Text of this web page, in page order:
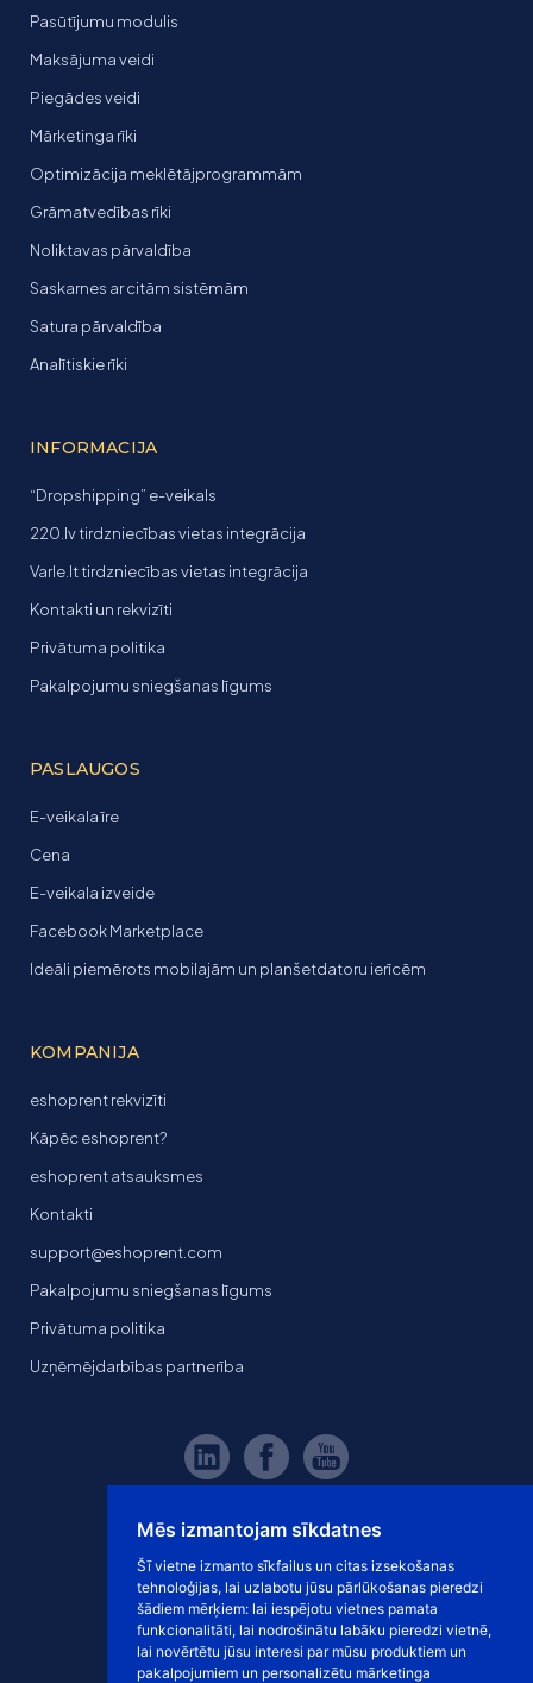
Mēs izmantojam sīkdatnes
Šī vietne izmanto sīkfailus un citas izsekošanas
tehnoloģijas, lai uzlabotu jūsu pārlūkošanas pieredzi
šādiem mērķiem: lai iespējotu vietnes pamata
funkcionalitāti, lai nodrošinātu labāku pieredzi vietnē,
lai novērtētu jūsu interesi par mūsu produktiem un
pakalpojumiem un personalizētu mārketinga
Pasūtījumu modulis
Maksājuma veidi
Piegādes veidi
Mārketinga rīki
Optimizācija meklētājprogrammām
Grāmatvedības rīki
Noliktavas pārvaldība
Saskarnes ar citām sistēmām
Satura pārvaldība
Analītiskie rīki
INFORMACIJA
“Dropshipping” e-veikals
220.lv tirdzniecības vietas integrācija
Varle.lt tirdzniecības vietas integrācija
Kontakti un rekvizīti
Privātuma politika
Pakalpojumu sniegšanas līgums
PASLAUGOS
E-veikala īre
Cena
E-veikala izveide
Facebook Marketplace
Ideāli piemērots mobilajām un planšetdatoru ierīcēm
KOMPANIJA
eshoprent rekvizīti
Kāpēc eshoprent?
eshoprent atsauksmes
Kontakti
support@eshoprent.com
Pakalpojumu sniegšanas līgums
Privātuma politika
Uzņēmējdarbības partnerība